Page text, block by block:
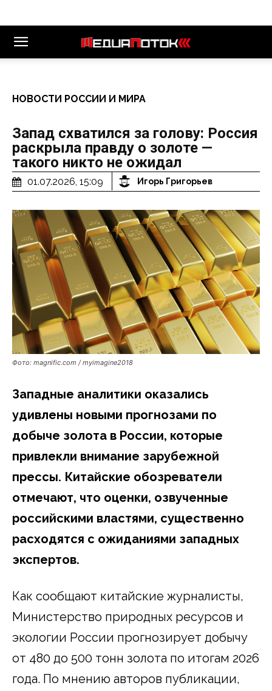
НОВОСТИ РОССИИ И МИРА
Запад схватился за голову: Россия
раскрыла правду о золоте —
такого никто не ожидал
01.07.2026, 15:09 Игорь Григорьев
Фото: magnific.com / myimagine2018
Западные аналитики оказались
удивлены новыми прогнозами по
добыче золота в России, которые
привлекли внимание зарубежной
прессы. Китайские обозреватели
отмечают, что оценки, озвученные
российскими властями, существенно
расходятся с ожиданиями западных
экспертов.
Как сообщают китайские журналисты,
Министерство природных ресурсов и
экологии России прогнозирует добычу
от 480 до 500 тонн золота по итогам 2026
года. По мнению авторов публикации,